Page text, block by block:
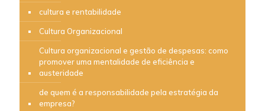
cultura e rentabilidade
Cultura Organizacional
Cultura organizacional e gestão de despesas: como
promover uma mentalidade de eficiência e
austeridade
de quem é a responsabilidade pela estratégia da
empresa?